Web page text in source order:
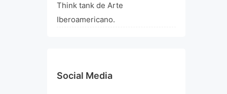
Think tank de Arte
Iberoamericano.
Social Media